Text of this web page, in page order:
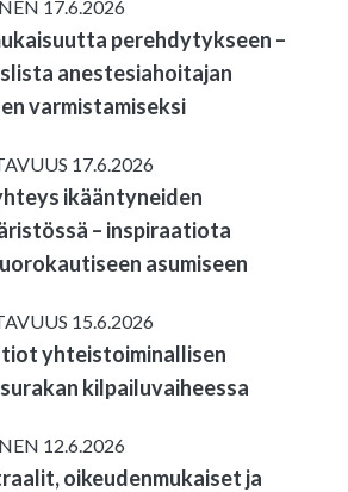
17.6.2026
perehdytykseen –
anestesiahoitajan
varmistamiseksi
17.6.2026
ikääntyneiden
– inspiraatiota
asumiseen
15.6.2026
yhteistoiminallisen
kilpailuvaiheessa
12.6.2026
oikeudenmukaiset ja